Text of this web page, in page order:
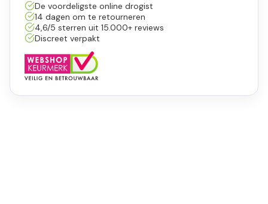
De voordeligste online drogist
14 dagen om te retourneren
4,6/5 sterren uit 15.000+ reviews
Discreet verpakt